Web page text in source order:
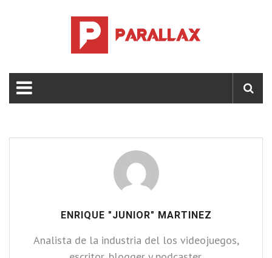
ENRIQUE "JUNIOR" MARTINEZ
Analista de la industria del los videojuegos,